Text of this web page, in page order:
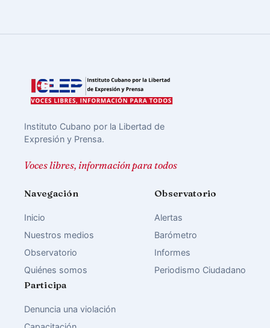
Instituto Cubano por la Libertad de
Expresión y Prensa.
Voces libres, información para todos
Navegación
Inicio
Nuestros medios
Observatorio
Quiénes somos
Observatorio
Alertas
Barómetro
Informes
Periodismo Ciudadano
Participa
Denuncia una violación